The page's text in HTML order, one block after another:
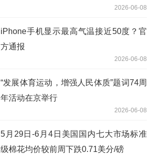
2026-06-08
iPhone手机显示最高气温接近50度？官
方通报
2026-06-08
“发展体育运动，增强人民体质”题词74周
年活动在京举行
2026-06-08
5月29日-6月4日美国国内七大市场标准
级棉花均价较前周下跌0.71美分/磅